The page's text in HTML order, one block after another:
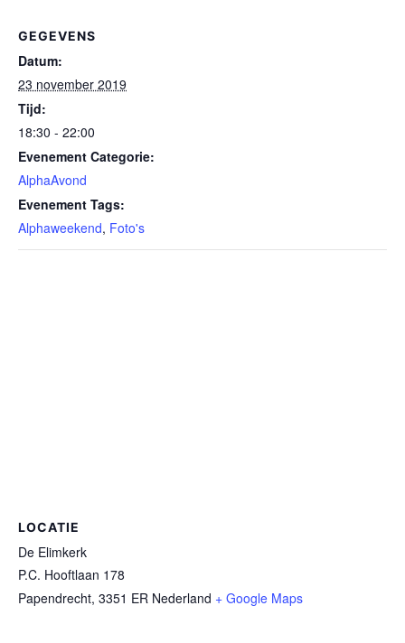
GEGEVENS
Datum:
23 november 2019
Tijd:
18:30 - 22:00
Evenement Categorie:
AlphaAvond
Evenement Tags:
Alphaweekend, Foto's
LOCATIE
De Elimkerk
P.C. Hooftlaan 178
Papendrecht, 3351 ER Nederland + Google Maps